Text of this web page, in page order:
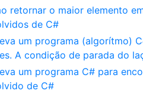
retornar o maior elemento
de C#
um programa (algorítmo)
A condição de parada do
um programa C# para
de C#